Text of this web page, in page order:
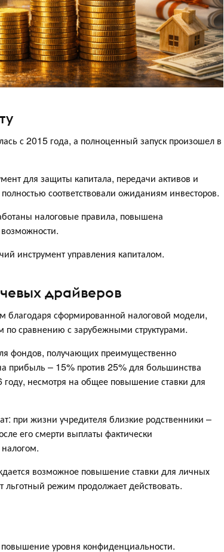
с 2015 года, а полноценный запуск произошел в
для защиты капитала, передачи активов и
соответствовали ожиданиям инвесторов.
налоговые правила, повышена
инструмент управления капиталом.
драйверов
сформированной налоговой модели,
по сравнению с зарубежными структурами.
фондов, получающих преимущественно
прибыль – 15% против 25% для большинства
несмотря на общее повышение ставки для
при жизни учредителя близкие родственники –
его смерти выплаты фактически
возможное повышение ставки для личных
режим продолжает действовать.
уровня конфиденциальности.